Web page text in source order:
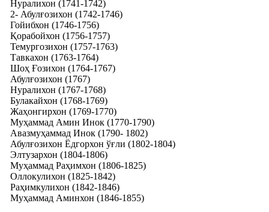
Нуралихон (1741-1742)
2- Абулғозихон (1742-1746)
Гойибхон (1746-1756)
Қорабойхон (1756-1757)
Темургозихон (1757-1763)
Тавкахон (1763-1764)
Шоҳ Ғозихон (1764-1767)
Абулғозихон (1767)
Нуралихон (1767-1768)
Булакайхон (1768-1769)
Жаҳонгирхон (1769-1770)
Муҳаммад Амин Инок (1770-1790)
Авазмуҳаммад Инок (1790- 1802)
Абулғозихон Ёдгорхон ўғли (1802-1804)
Элтузархон (1804-1806)
Муҳаммад Раҳимхон (1806-1825)
Оллокулихон (1825-1842)
Раҳимкулихон (1842-1846)
Муҳаммад Аминхон (1846-1855)